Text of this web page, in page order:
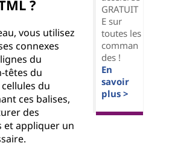
?
vous utilisez
connexes
du
têtes du
du
ces balises,
des
et appliquer un
GRATUIT
E sur
toutes les
comman
des !
En
savoir
plus >